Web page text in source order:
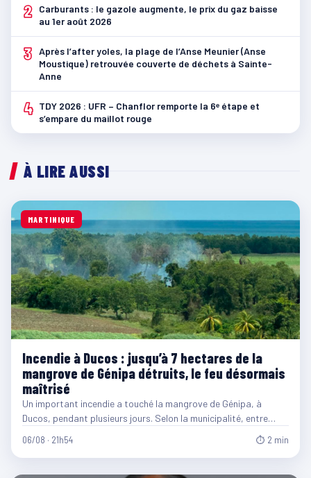
2
Carburants : le gazole augmente, le prix du gaz baisse
au 1er août 2026
3 Après l’after yoles, la plage de l’Anse Meunier (Anse
Moustique) retrouvée couverte de déchets à Sainte-
Anne
4 TDY 2026 : UFR – Chanflor remporte la 6ᵉ étape et
s’empare du maillot rouge
À LIRE AUSSI
MARTINIQUE
Incendie à Ducos : jusqu’à 7 hectares de la
mangrove de Génipa détruits, le feu désormais
maîtrisé
Un important incendie a touché la mangrove de Génipa, à
Ducos, pendant plusieurs jours. Selon la municipalité, entre…
06/08 · 21h54 ⏱ 2 min